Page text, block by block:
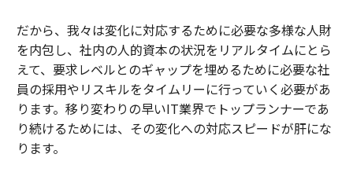
だから、我々は変化に対応するために必要な多様な人財
を内包し、社内の人的資本の状況をリアルタイムにとら
えて、要求レベルとのギャップを埋めるために必要な社
員の採用やリスキルをタイムリーに行っていく必要があ
ります。移り変わりの早いIT業界でトップランナーであ
り続けるためには、その変化への対応スピードが肝にな
ります。